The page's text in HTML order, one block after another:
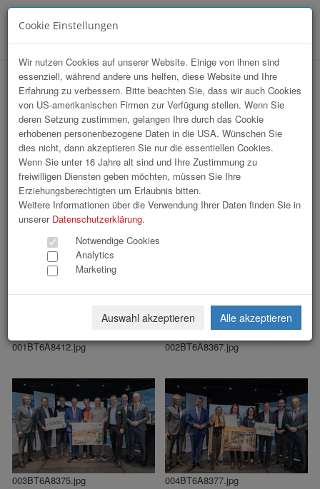
BUA / upperREGION Award 2024
74 Bilder
« 1 2 3 »
001BT6A8412.jpg 002BT6A8367.jpg
003BT6A8375.jpg 004BT6A8377.jpg
Cookie Einstellungen
Wir nutzen Cookies auf unserer Website. Einige von ihnen sind
essenziell, während andere uns helfen, diese Website und Ihre
Erfahrung zu verbessern. Bitte beachten Sie, dass wir auch Cookies
von US-amerikanischen Firmen zur Verfügung stellen. Wenn Sie
deren Setzung zustimmen, gelangen Ihre durch das Cookie
erhobenen personenbezogene Daten in die USA. Wünschen Sie
dies nicht, dann akzeptieren Sie nur die essentiellen Cookies.
Wenn Sie unter 16 Jahre alt sind und Ihre Zustimmung zu
freiwilligen Diensten geben möchten, müssen Sie Ihre
Erziehungsberechtigten um Erlaubnis bitten.
Weitere Informationen über die Verwendung Ihrer Daten finden Sie in
unserer Datenschutzerklärung.
Notwendige Cookies
Analytics
Marketing
Auswahl akzeptieren Alle akzeptieren